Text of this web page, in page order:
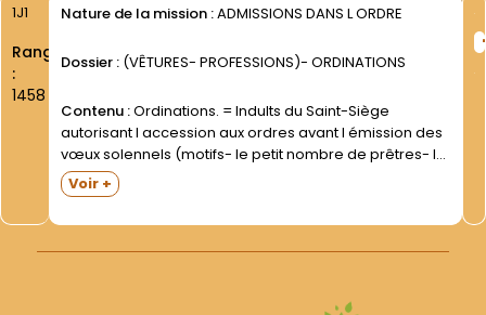
1J1
Rang
:
1458
Nature de la mission :ADMISSIONS DANS L ORDRE
Dossier : (VÊTURES- PROFESSIONS)- ORDINATIONS
Contenu :Ordinations. = Indults du Saint-Siège
autorisant l accession aux ordres avant l émission des
vœux solennels (motifs- le petit nombre de prêtres- le
souci d éviter le service militaire- etc.) (1865- 1875 -
1892-; 15 pièces).Dans une grande enveloppe. =...
Voir +